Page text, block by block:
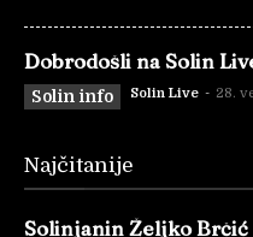
Dobrodošli na Solin
Solin info Solin Live - 28.
Najčitanije
Solinjanin Željko